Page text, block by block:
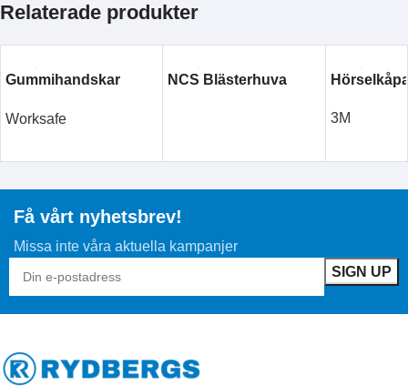
Relaterade produkter
Gummihandskar
Worksafe
NCS Blästerhuva
3M
Få vårt nyhetsbrev!
Missa inte våra aktuella kampanjer